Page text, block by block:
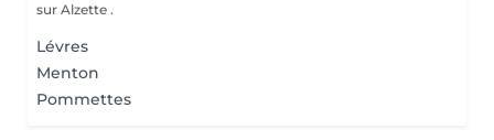
sur Alzette .
Lévres
Menton
Pommettes